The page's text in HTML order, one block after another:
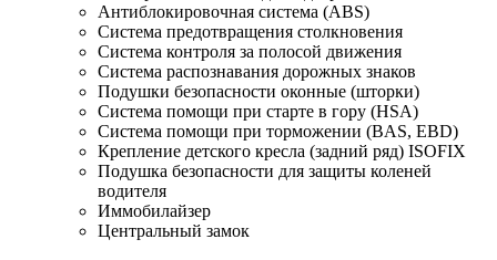
Антиблокировочная система (ABS)
Система предотвращения столкновения
Система контроля за полосой движения
Система распознавания дорожных знаков
Подушки безопасности оконные (шторки)
Система помощи при старте в гору (HSA)
Система помощи при торможении (BAS, EBD)
Крепление детского кресла (задний ряд) ISOFIX
Подушка безопасности для защиты коленей
водителя
Иммобилайзер
Центральный замок